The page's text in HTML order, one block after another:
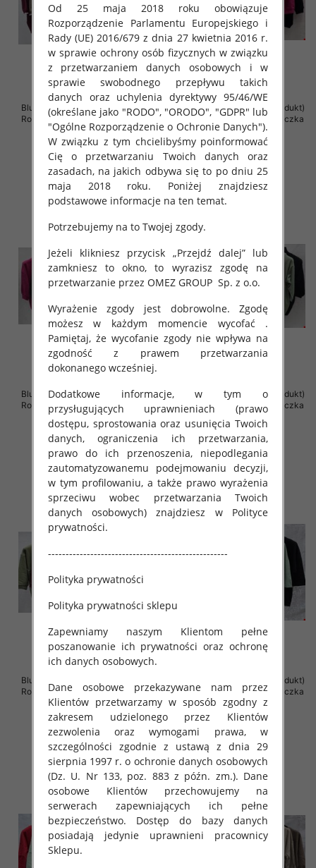
Bluzki damskie ( Turecki produkt)
Roz Standard , Mix Kolor .Paczka
10 szt
46.00 zł
szczegóły
Bluzki damskie ( Turecki produkt)
Roz Standard , Mix Kolor .Paczka
12 szt
43.00 zł
szczegóły
Bluzki damskie ( Turecki produkt)
Roz Standard , Mix Kolor .Paczka
12 szt
43.00 zł
szczegóły
Bluzki damskie ( Turecki produkt)
Roz Standard , Mix Kolor .Paczka
12 szt
42.00 zł
szczegóły
Bluzki damskie ( Turecki produkt)
Roz Standard , Mix Kolor .Paczka
12 szt
42.00 zł
Bluzki damskie ( Turecki produkt)
Roz Standard , Mix Kolor .Paczka
12 szt
42.00 zł
szczegóły
Od 25 maja 2018 roku obowiązuje
Rozporządzenie Parlamentu Europejskiego i
Rady (UE) 2016/679 z dnia 27 kwietnia 2016 r.
w sprawie ochrony osób fizycznych w związku
z przetwarzaniem danych osobowych i w
sprawie swobodnego przepływu takich
danych oraz uchylenia dyrektywy 95/46/WE
(określane jako "RODO", "ORODO", "GDPR" lub
"Ogólne Rozporządzenie o Ochronie Danych").
W związku z tym chcielibyśmy poinformować
Cię o przetwarzaniu Twoich danych oraz
zasadach, na jakich odbywa się to po dniu 25
maja 2018 roku. Poniżej znajdziesz
podstawowe informacje na ten temat.
Potrzebujemy na to Twojej zgody.
Jeżeli klikniesz przycisk „Przejdź dalej” lub
zamkniesz to okno, to wyrazisz zgodę na
przetwarzanie przez OMEZ GROUP Sp. z o.o.
Wyrażenie zgody jest dobrowolne. Zgodę
możesz w każdym momencie wycofać .
Pamiętaj, że wycofanie zgody nie wpływa na
zgodność z prawem przetwarzania
dokonanego wcześniej.
Dodatkowe informacje, w tym o
przysługujących uprawnieniach (prawo
dostępu, sprostowania oraz usunięcia Twoich
danych, ograniczenia ich przetwarzania,
prawo do ich przenoszenia, niepodlegania
zautomatyzowanemu podejmowaniu decyzji,
w tym profilowaniu, a także prawo wyrażenia
sprzeciwu wobec przetwarzania Twoich
danych osobowych) znajdziesz w Polityce
prywatności.
---------------------------------------------------
Polityka prywatności
Polityka prywatności sklepu
Zapewniamy naszym Klientom pełne
poszanowanie ich prywatności oraz ochronę
ich danych osobowych.
Dane osobowe przekazywane nam przez
Klientów przetwarzamy w sposób zgodny z
zakresem udzielonego przez Klientów
zezwolenia oraz wymogami prawa, w
szczególności zgodnie z ustawą z dnia 29
sierpnia 1997 r. o ochronie danych osobowych
(Dz. U. Nr 133, poz. 883 z późn. zm.). Dane
osobowe Klientów przechowujemy na
serwerach zapewniających ich pełne
bezpieczeństwo. Dostęp do bazy danych
posiadają jedynie uprawnieni pracownicy
Sklepu.